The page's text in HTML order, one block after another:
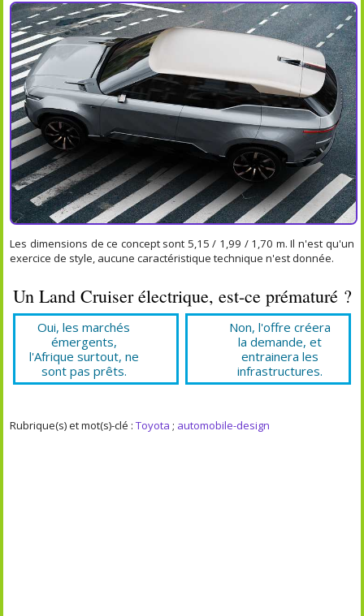
Les dimensions de ce concept sont 5,15 / 1,99 / 1,70 m. Il n'est qu'un
exercice de style, aucune caractéristique technique n'est donnée.
Un Land Cruiser électrique, est-ce prématuré ?
Oui, les marchés
émergents,
l'Afrique surtout, ne
sont pas prêts.
Non, l'offre créera
la demande, et
entrainera les
infrastructures.
Rubrique(s) et mot(s)-clé :Toyota ; automobile-design